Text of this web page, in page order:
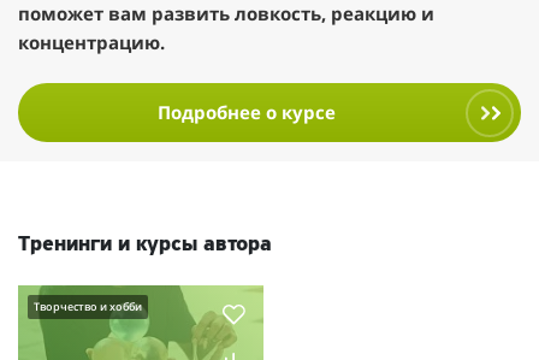
поможет вам развить ловкость, реакцию и
концентрацию.
Подробнее о курсе
Тренинги и курсы автора
Творчество и хобби